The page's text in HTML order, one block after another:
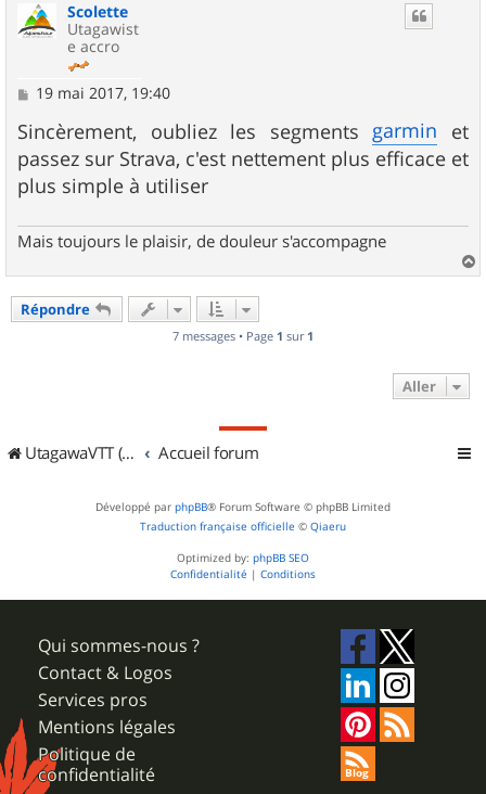
Scolette
Utagawist
e accro
M
s
s
a
g
e
19 mai 2017, 19:40
Sincèrement, oubliez les segments garmin et
passez sur Strava, c'est nettement plus efficace et
plus simple à utiliser
Mais toujours le plaisir, de douleur s'accompagne
a
Répondre
7 messages • Page 1 sur 1
Aller
UtagawaVTT (Randos VTT et VTTAE avec traces GPS) Accueil forum
Développé par phpBB® Forum Software © phpBB Limited
Traduction française officielle © Qiaeru
Optimized by: phpBB SEO
Confidentialité | Conditions
Qui sommes-nous ?
Contact & Logos
Services pros
Mentions légales
Politique de
confidentialité